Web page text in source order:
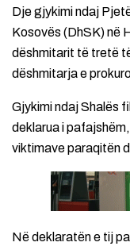
Dje gjykimi ndaj
Kosovës (DhSK) në
dëshmitarit të tretë
dëshmitarja e
Gjykimi ndaj Shalës
deklarua i
viktimave paraqitën
Në deklaratën e tij